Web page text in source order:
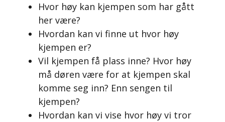
Hvor høy kan kjempen som har gått
her være?
Hvordan kan vi finne ut hvor høy
kjempen er?
Vil kjempen få plass inne? Hvor høy
må døren være for at kjempen skal
komme seg inn? Enn sengen til
kjempen?
Hvordan kan vi vise hvor høy vi tror